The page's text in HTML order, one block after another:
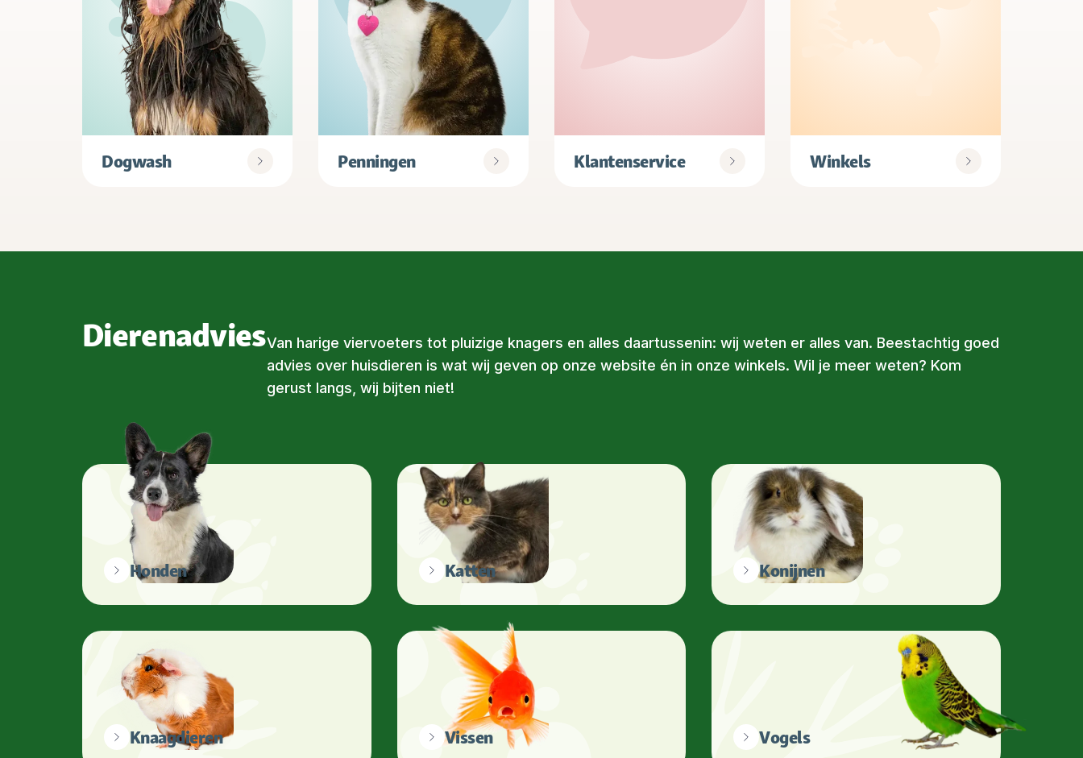
Dogwash Penningen Klantenservice Winkels
DierenadviesVan harige viervoeters tot pluizige knagers en alles daartussenin: wij weten er alles van. Beestachtig goed
advies over huisdieren is wat wij geven op onze website én in onze winkels. Wil je meer weten? Kom
gerust langs, wij bijten niet!
Honden Katten Konijnen
Knaagdieren Vissen Vogels